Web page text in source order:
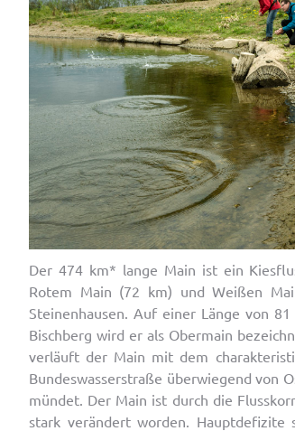
Der 474 km* lange Main ist ein
Rotem Main (72 km) und Weißen
Steinenhausen. Auf einer Länge von
Bischberg wird er als Obermain
verläuft der Main mit dem
Bundeswasserstraße überwiegend von
mündet. Der Main ist durch die
stark verändert worden.